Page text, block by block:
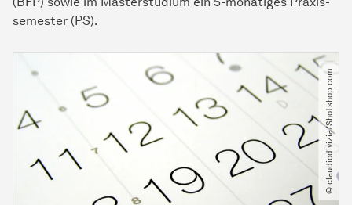
semester (PS).
© claudiodivizia​/​Shotshop.com